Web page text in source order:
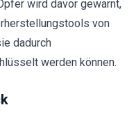
wird davor gewarnt,
von
dadurch
werden können.